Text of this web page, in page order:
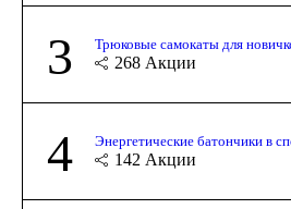
3 Трюковые самокаты для
268 Акции
4 Энергетические батончики в
142 Акции